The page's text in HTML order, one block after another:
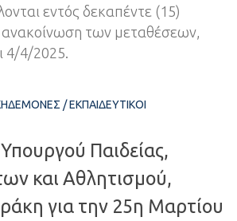
εντός δεκαπέντε (15)
των μεταθέσεων,
4/4/2025.
/ΕΚΠΑΙΔΕΥΤΙΚΟΊ
Παιδείας,
και Αθλητισμού,
για την 25η Μαρτίου